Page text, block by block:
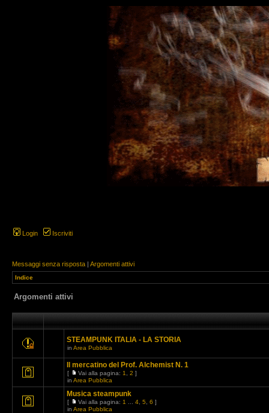
Login Iscriviti
Messaggi senza risposta | Argomenti attivi
Indice
Argomenti attivi
STEAMPUNK ITALIA - LA STORIA
in Area Pubblica
Il mercatino del Prof. Alchemist N. 1
[ Vai alla pagina: 1 2 ]
in Area Pubblica
Musica steampunk
[ Vai alla pagina: 1 4 5 6 ]
in Area Pubblica